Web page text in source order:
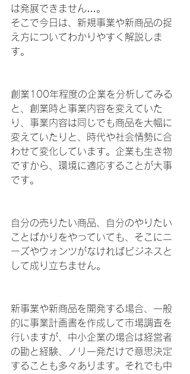
は発展できません…。
そこで今日は、新規事業や新商品の捉
え方についてわかりやすく解説しま
す。
創業100年程度の企業を分析してみる
と、創業時と事業内容を変えていた
り、事業内容は同じでも商品を大幅に
変えていたりと、時代や社会情勢に合
わせて変化しています。企業も生き物
ですから、環境に適応することが大事
です。
自分の売りたい商品、自分のやりたい
ことばかりをやっていても、そこにニ
ーズやウォンツがなければビジネスと
して成り立ちません。
新事業や新商品を開発する場合、一般
的に事業計画書を作成して市場調査を
行いますが、中小企業の場合は経営者
の勘と経験、ノリ一発だけで意思決定
することも多々あります。それでも中